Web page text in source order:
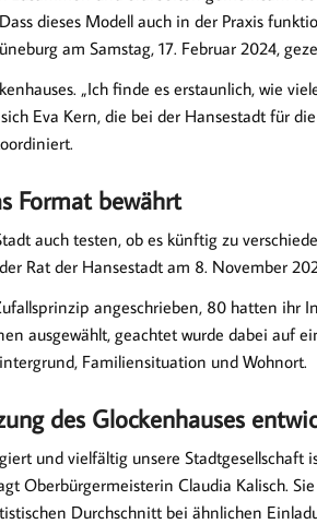
dieses Modell auch in der Praxis
am Samstag, 17. Februar 2024,
„Ich finde es erstaunlich, wie
Eva Kern, die bei der Hansestadt für
Format bewährt
auch testen, ob es künftig zu
Rat der Hansestadt am 8. November
angeschrieben, 80 hatten ihr
ausgewählt, geachtet wurde dabei auf
Familiensituation und Wohnort.
des Glockenhauses
und vielfältig unsere Stadtgesellschaft
Oberbürgermeisterin Claudia Kalisch.
Durchschnitt bei ähnlichen